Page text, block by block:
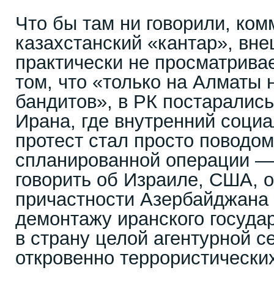
Что бы там ни говорили,
казахстанский «кантар»,
практически не
том, что «только на Алматы
бандитов», в РК
Ирана, где внутренний
протест стал просто
спланированной операции
говорить об Израиле, США,
причастности
демонтажу иранского
в страну целой агентурной
откровенно